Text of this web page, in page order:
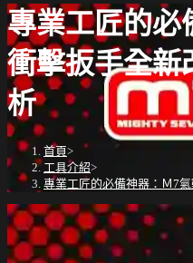
專業工匠的必
衝擊扳手全新
析
首頁>
工具介紹>
專業工匠的必備神器：Ｍ7